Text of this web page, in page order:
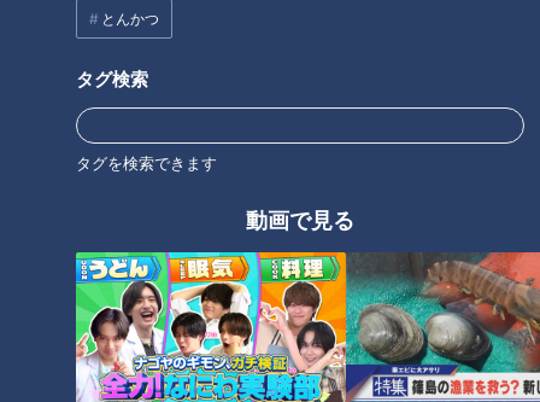
とんかつ
タグ検索
タグを検索できます
動画で見る
CBCテレビ『チャント！』いただきます！ほぼ地元だけ 愛されFOOD
代表格の“長崎カステラ”と比べると、その差は歴然。パンに近
いふんわりとした質感の岩村町の『カステーラ』には、長崎カ
ステラに使われる“水あめ”は入っていません。